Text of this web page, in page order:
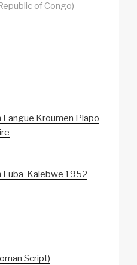
of Congo)
Kroumen Plapo
Luba-Kalebwe 1952
Script)